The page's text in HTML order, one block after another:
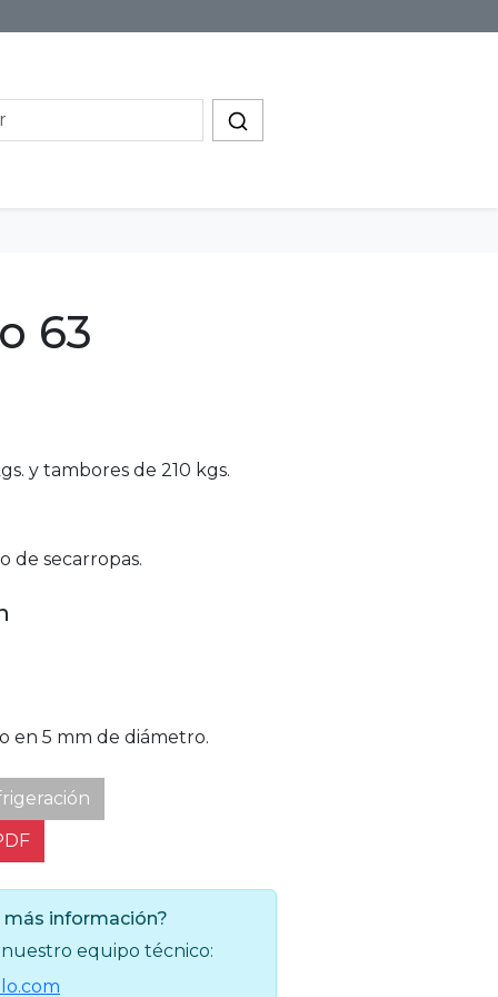
63
y tambores de 210 kgs.
de secarropas.
en 5 mm de diámetro.
más información?
equipo técnico: